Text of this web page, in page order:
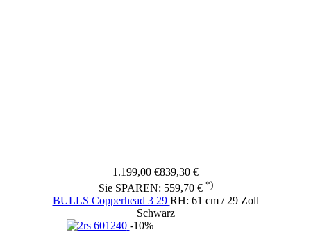
1.199,00 €839,30 €
Sie SPAREN: 559,70 € *)
BULLS Copperhead 3 29 RH: 61 cm / 29 Zoll
Schwarz
-10%